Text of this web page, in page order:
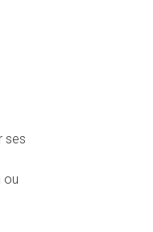
ses
ou